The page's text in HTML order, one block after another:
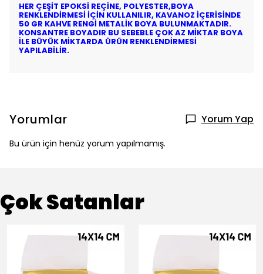
HER ÇEŞİT EPOKSİ REÇİNE, POLYESTER,BOYA
RENKLENDİRMESİ İÇİN KULLANILIR, KAVANOZ İÇERİSİNDE
50 GR KAHVE RENGİ METALİK BOYA BULUNMAKTADIR.
KONSANTRE BOYADIR BU SEBEBLE ÇOK AZ MİKTAR BOYA
İLE BÜYÜK MİKTARDA ÜRÜN RENKLENDİRMESİ
YAPILABİLİR.
Yorumlar Yorum Yap
Bu ürün için henüz yorum yapılmamış.
Çok Satanlar